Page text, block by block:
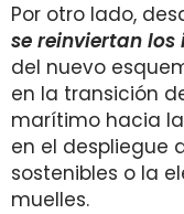
Por otro lado,
se reinviertan los
del nuevo
en la transición
marítimo hacia
en el despliegue
sostenibles o la
muelles.